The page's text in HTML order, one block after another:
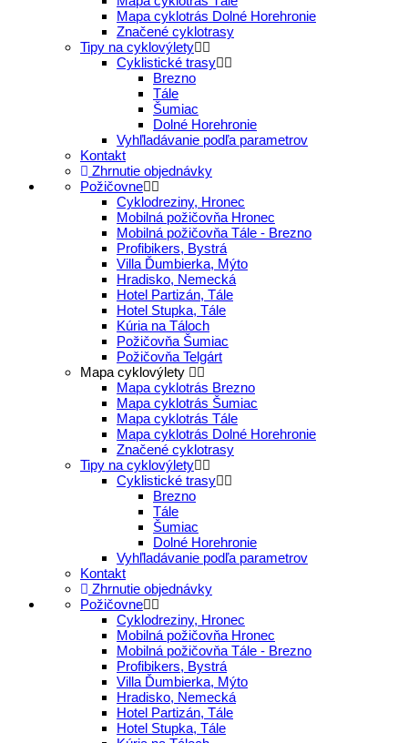
Mapa cyklotrás Dolné Horehronie
Značené cyklotrasy
Tipy na cyklovýlety
Cyklistické trasy
Brezno
Tále
Šumiac
Dolné Horehronie
Vyhľladávanie podľa parametrov
Kontakt
Zhrnutie objednávky
Požičovne
Cyklodreziny, Hronec
Mobilná požičovňa Hronec
Mobilná požičovňa Tále - Brezno
Profibikers, Bystrá
Villa Ďumbierka, Mýto
Hradisko, Nemecká
Hotel Partizán, Tále
Hotel Stupka, Tále
Kúria na Táloch
Požičovňa Šumiac
Požičovňa Telgárt
Mapa cyklovýlety
Mapa cyklotrás Brezno
Mapa cyklotrás Šumiac
Mapa cyklotrás Tále
Mapa cyklotrás Dolné Horehronie
Značené cyklotrasy
Tipy na cyklovýlety
Cyklistické trasy
Brezno
Tále
Šumiac
Dolné Horehronie
Vyhľladávanie podľa parametrov
Kontakt
Zhrnutie objednávky
Požičovne
Cyklodreziny, Hronec
Mobilná požičovňa Hronec
Mobilná požičovňa Tále - Brezno
Profibikers, Bystrá
Villa Ďumbierka, Mýto
Hradisko, Nemecká
Hotel Partizán, Tále
Hotel Stupka, Tále